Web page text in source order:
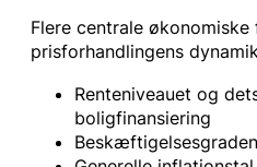
Flere centrale
prisforhandlingens
Renteniveauet og
boligfinansiering